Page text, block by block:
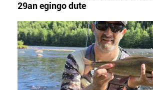
29an egingo dute